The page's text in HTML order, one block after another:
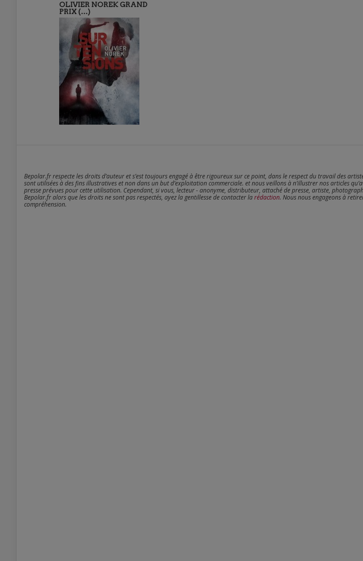
OLIVIER NOREK GRAND
PRIX (…)
Bepolar.fr respecte les droits d’auteur et s’est toujours engagé à être rigoureux sur ce point, dans le respect du travail des
sont utilisées à des fins illustratives et non dans un but d’exploitation commerciale. et nous veillons à n’illustrer nos articles
presse prévues pour cette utilisation. Cependant, si vous, lecteur - anonyme, distributeur, attaché de presse, artiste,
Bepolar.fr alors que les droits ne sont pas respectés, ayez la gentillesse de contacter larédaction. Nous nous engageons à
compréhension.